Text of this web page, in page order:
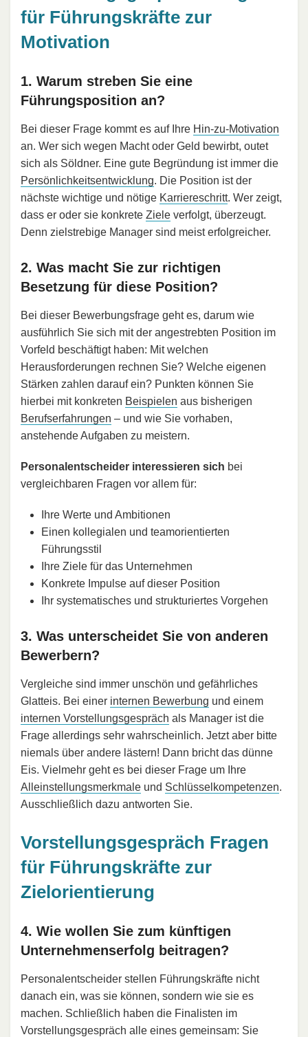
für Führungskräfte zur
Motivation
1. Warum streben Sie eine
Führungsposition an?
Bei dieser Frage kommt es auf Ihre Hin-zu-Motivation
an. Wer sich wegen Macht oder Geld bewirbt, outet
sich als Söldner. Eine gute Begründung ist immer die
Persönlichkeitsentwicklung. Die Position ist der
nächste wichtige und nötige Karriereschritt. Wer zeigt,
dass er oder sie konkrete Ziele verfolgt, überzeugt.
Denn zielstrebige Manager sind meist erfolgreicher.
2. Was macht Sie zur richtigen
Besetzung für diese Position?
Bei dieser Bewerbungsfrage geht es, darum wie
ausführlich Sie sich mit der angestrebten Position im
Vorfeld beschäftigt haben: Mit welchen
Herausforderungen rechnen Sie? Welche eigenen
Stärken zahlen darauf ein? Punkten können Sie
hierbei mit konkreten Beispielen aus bisherigen
Berufserfahrungen – und wie Sie vorhaben,
anstehende Aufgaben zu meistern.
Personalentscheider interessieren sich bei
vergleichbaren Fragen vor allem für:
Ihre Werte und Ambitionen
Einen kollegialen und teamorientierten
Führungsstil
Ihre Ziele für das Unternehmen
Konkrete Impulse auf dieser Position
Ihr systematisches und strukturiertes Vorgehen
3. Was unterscheidet Sie von anderen
Bewerbern?
Vergleiche sind immer unschön und gefährliches
Glatteis. Bei einer internen Bewerbung und einem
internen Vorstellungsgespräch als Manager ist die
Frage allerdings sehr wahrscheinlich. Jetzt aber bitte
niemals über andere lästern! Dann bricht das dünne
Eis. Vielmehr geht es bei dieser Frage um Ihre
Alleinstellungsmerkmale und Schlüsselkompetenzen.
Ausschließlich dazu antworten Sie.
Vorstellungsgespräch Fragen
für Führungskräfte zur
Zielorientierung
4. Wie wollen Sie zum künftigen
Unternehmenserfolg beitragen?
Personalentscheider stellen Führungskräfte nicht
danach ein, was sie können, sondern wie sie es
machen. Schließlich haben die Finalisten im
Vorstellungsgespräch alle eines gemeinsam: Sie